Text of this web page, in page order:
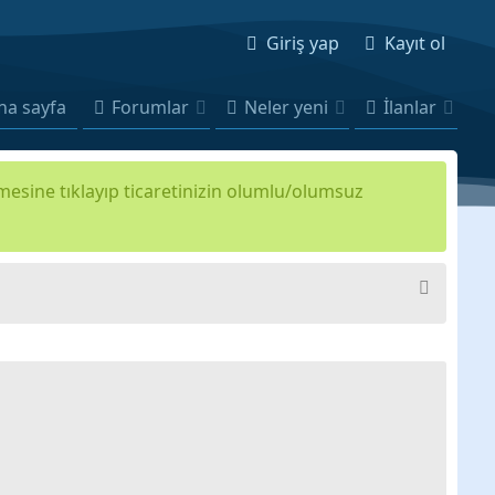
Giriş yap Kayıt ol
sayfa Forumlar Neler yeni İlanlar
tıklayıp ticaretinizin olumlu/olumsuz